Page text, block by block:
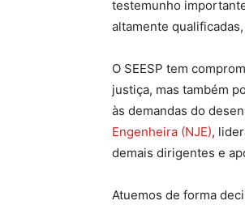
testemunho
altamente
O SEESP tem
justiça, mas também
às demandas do
Engenheira (NJE),
demais dirigentes e
Atuemos de forma